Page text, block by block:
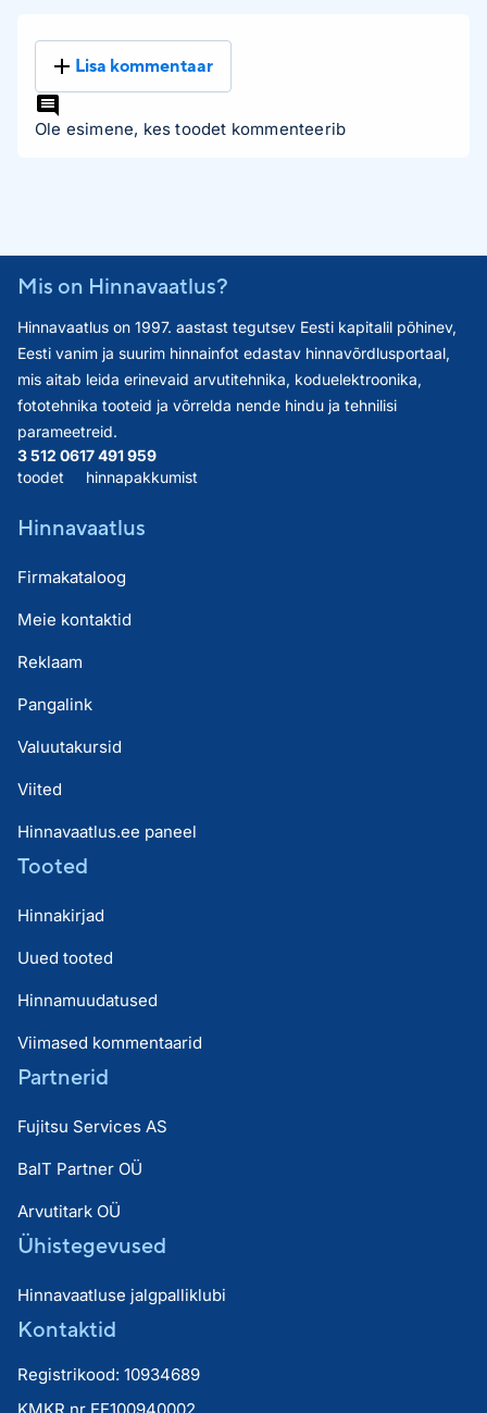
Lisa kommentaar
Ole esimene, kes toodet kommenteerib
Mis on Hinnavaatlus?
Hinnavaatlus on 1997. aastast tegutsev Eesti kapitalil põhinev,
Eesti vanim ja suurim hinnainfot edastav hinnavõrdlusportaal,
mis aitab leida erinevaid arvutitehnika, koduelektroonika,
fototehnika tooteid ja võrrelda nende hindu ja tehnilisi
parameetreid.
3 512 061
toodet
7 491 959
hinnapakkumist
Hinnavaatlus
Firmakataloog
Meie kontaktid
Reklaam
Pangalink
Valuutakursid
Viited
Hinnavaatlus.ee paneel
Tooted
Hinnakirjad
Uued tooted
Hinnamuudatused
Viimased kommentaarid
Partnerid
Fujitsu Services AS
BaIT Partner OÜ
Arvutitark OÜ
Ühistegevused
Hinnavaatluse jalgpalliklubi
Kontaktid
Registrikood: 10934689